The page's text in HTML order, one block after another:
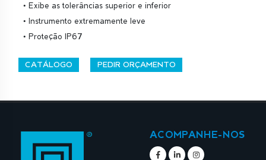
• Exibe as tolerâncias superior e inferior
• Instrumento extremamente leve
• Proteção IP67
CATÁLOGO PEDIR ORÇAMENTO
ACOMPANHE-NOS